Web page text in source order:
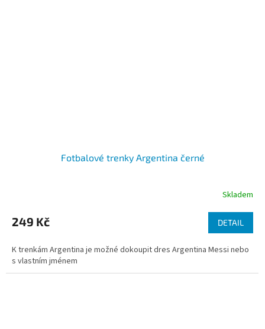
Fotbalové trenky Argentina černé
Skladem
249 Kč DETAIL
K trenkám Argentina je možné dokoupit dres Argentina Messi nebo
s vlastním jménem